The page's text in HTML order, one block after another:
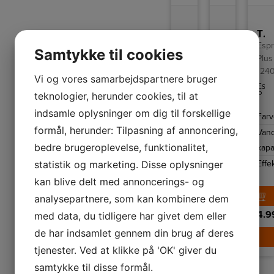
Smeg Espressomaskine EGF03WHEU
Klassisk
espressomaskine
fra
Smeg
med
justerbar
kaffetemperatur,
mulighed
at
brygge
op
til
2
kopper
kaffe
ad
gangen.
Farve
Vandbeholder
Effekt
1650
6.995,-
LÆG I KURV
Thermex Espressomaskine Basic 1230
kaffemaskine
kvalitet
og
enkelhed
med
7
touch
funktion,
så
du
nemt
laver
Farve
Vandbeholder
Effekt
1450-
W
3.999,-
Thermex Espressomaskine Plus 1240
Plus
Plus
dig
et
tryk!
og
–
Samtykke til cookies
Vi og vores samarbejdspartnere bruger
teknologier, herunder cookies, til at
indsamle oplysninger om dig til forskellige
formål, herunder: Tilpasning af annoncering,
bedre brugeroplevelse, funktionalitet,
statistik og marketing. Disse oplysninger
kan blive delt med annoncerings- og
analysepartnere, som kan kombinere dem
med data, du tidligere har givet dem eller
de har indsamlet gennem din brug af deres
tjenester. Ved at klikke på 'OK' giver du
samtykke til disse formål.